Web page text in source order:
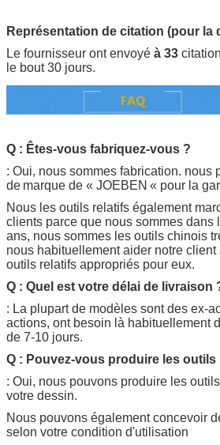
Représentation de citation (pour la
Le fournisseur ont envoyé à 33
le bout 30 jours.
Q : Êtes-vous fabriquez-vous ?
: Oui, nous sommes fabrication. nous
de marque de « JOEBEN « pour la
Nous les outils relatifs également
clients parce que nous sommes dans
ans, nous sommes les outils chinois
nous habituellement aider notre
outils relatifs appropriés pour eux.
Q : Quel est votre délai de livraison
: La plupart de modèles sont des ex-
actions, ont besoin là habituellement
de 7-10 jours.
Q : Pouvez-vous produire les
: Oui, nous pouvons produire les
votre dessin.
Nous pouvons également concevoir
selon votre condition d'utilisation